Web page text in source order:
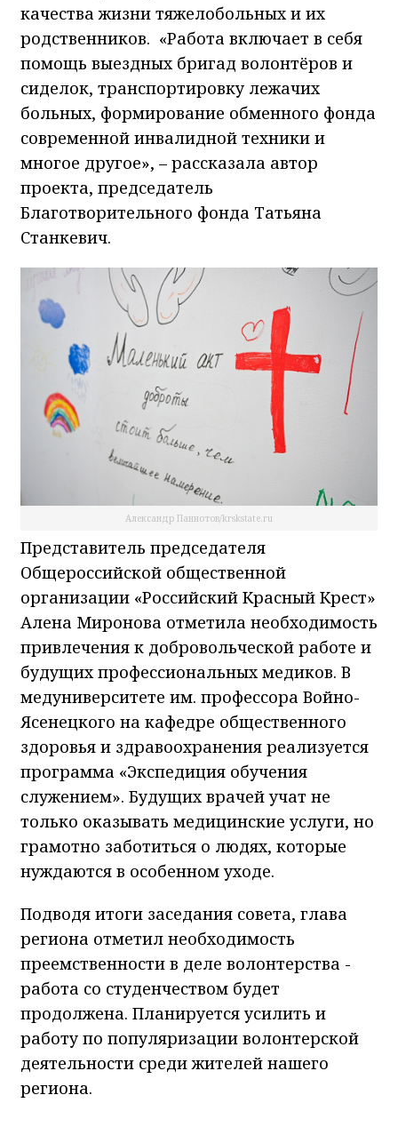
качества жизни тяжелобольных и их
родственников. «Работа включает в себя
помощь выездных бригад волонтёров и
сиделок, транспортировку лежачих
больных, формирование обменного фонда
современной инвалидной техники и
многое другое», – рассказала автор
проекта, председатель
Благотворительного фонда Татьяна
Станкевич.
Александр Паниотов/krskstate.ru
Представитель председателя
Общероссийской общественной
организации «Российский Красный Крест»
Алена Миронова отметила необходимость
привлечения к добровольческой работе и
будущих профессиональных медиков. В
медуниверситете им. профессора Войно-
Ясенецкого на кафедре общественного
здоровья и здравоохранения реализуется
программа «Экспедиция обучения
служением». Будущих врачей учат не
только оказывать медицинские услуги, но
грамотно заботиться о людях, которые
нуждаются в особенном уходе.
Подводя итоги заседания совета, глава
региона отметил необходимость
преемственности в деле волонтерства -
работа со студенчеством будет
продолжена. Планируется усилить и
работу по популяризации волонтерской
деятельности среди жителей нашего
региона.